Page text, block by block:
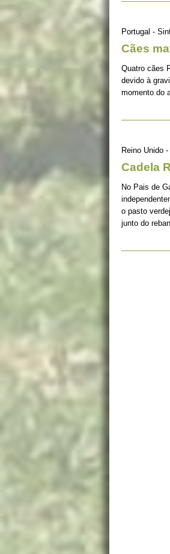
Portugal -
Cães
Quatro cães
devido à
momento do
Reino Unido
Cadela
No Pais de
o pasto
junto do